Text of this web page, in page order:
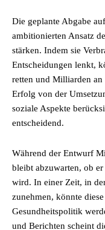
Die geplante Abgabe
ambitionierten Ansatz
stärken. Indem sie
Entscheidungen lenkt,
retten und Milliarden an
Erfolg von der
soziale Aspekte
entscheidend.
Während der Entwurf
bleibt abzuwarten, ob
wird. In einer Zeit, in
zunehmen, könnte
Gesundheitspolitik
und Berichten scheint